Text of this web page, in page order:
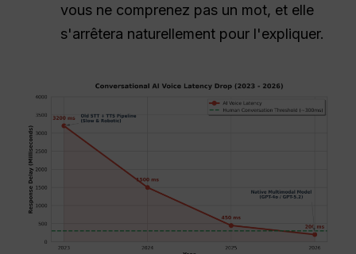
vous ne comprenez pas un mot, et elle
s'arrêtera naturellement pour l'expliquer.